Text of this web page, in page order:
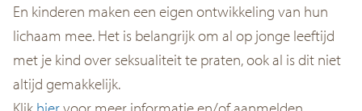
En kinderen maken een eigen ontwikkeling van hun
lichaam mee. Het is belangrijk om al op jonge leeftijd
met je kind over seksualiteit te praten, ook al is dit niet
altijd gemakkelijk.